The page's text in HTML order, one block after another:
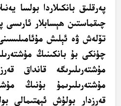
پەرقلىق بانكىلاردا بولسا
چىقماستىن ھېسابلار ئارىسى
تۆلەش ۋە ئېلىش
چۈنكى بۇ بانكىنىڭ
مۇشتەرىلىرىگە قانداق
مۇشتەرىلىرىمۇ بۇنىڭ
قەرزدار بولۇش ئېھتىمالى